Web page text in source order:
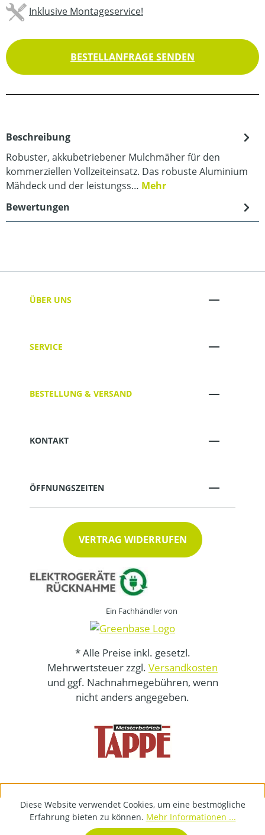
Inklusive Montageservice!
BESTELLANFRAGE SENDEN
Beschreibung
Robuster, akkubetriebener Mulchmäher für den
kommerziellen Vollzeiteinsatz. Das robuste Aluminium
Mähdeck und der leistungss… Mehr
Bewertungen
ÜBER UNS
SERVICE
BESTELLUNG & VERSAND
KONTAKT
ÖFFNUNGSZEITEN
VERTRAG WIDERRUFEN
Ein Fachhändler von
* Alle Preise inkl. gesetzl.
Mehrwertsteuer zzgl. Versandkosten
und ggf. Nachnahmegebühren, wenn
nicht anders angegeben.
Diese Website verwendet Cookies, um eine bestmögliche
Erfahrung bieten zu können. Mehr Informationen ...